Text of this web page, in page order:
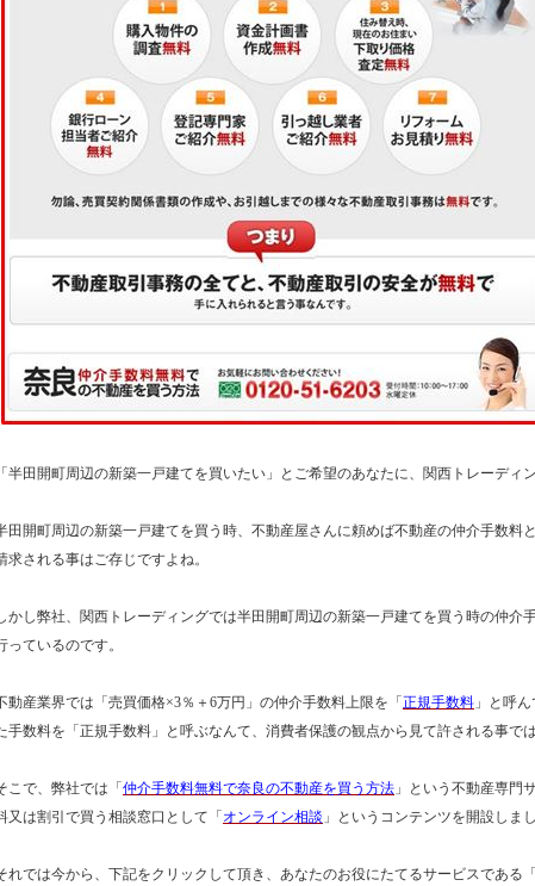
「半田開町周辺の新築一戸建てを買いたい」とご希望のあなたに、関西トレーディ
田開町周辺の新築一戸建てを買う時、不動産屋さんに頼めば不動産の仲介手数料
求される事はご存じですよね。
かし弊社、関西トレーディングでは半田開町周辺の新築一戸建てを買う時の仲介
っているのです。
動産業界では「売買価格×3％＋6万円」の仲介手数料上限を「 正規手数料 」と呼
手数料を「正規手数料」と呼ぶなんて、消費者保護の観点から見て許される事では
こで、弊社では「 仲介手数料無料で奈良の不動産を買う方法 」という不動産専門
又は割引で買う相談窓口として「 オンライン相談 」というコンテンツを開設しまし
れでは今から、下記をクリックして頂き、あなたのお役にたてるサービスである「